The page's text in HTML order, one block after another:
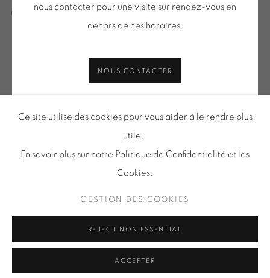
+ le mardi sur rendez-vous
NEWSLETTER
TOUS DROITS RÉSERVÉS © ONIRIS NEO SARL 2026
Ce site utilise des cookies pour vous aider à le rendre plus
utile.
En savoir plus sur notre Politique de Confidentialité et les
Cookies.
GESTION DES COOKIES
REJECT NON ESSENTIAL
ACCEPTER
nous contacter pour une visite sur rendez-vous en
dehors de ces horaires.
NOUS CONTACTER